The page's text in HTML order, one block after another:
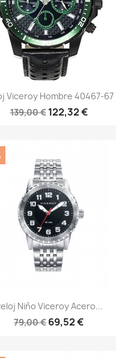
Viceroy Hombre 40467-67
139,00 € 122,32 €
Niño Viceroy Acero...
79,00 € 69,52 €